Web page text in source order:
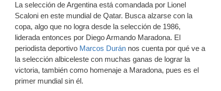
La selección de Argentina está comandada por Lionel
Scaloni en este mundial de Qatar. Busca alzarse con la
copa, algo que no logra desde la selección de 1986,
liderada entonces por Diego Armando Maradona. El
periodista deportivo Marcos Durán nos cuenta por qué ve a
la selección albiceleste con muchas ganas de lograr la
victoria, también como homenaje a Maradona, pues es el
primer mundial sin él.